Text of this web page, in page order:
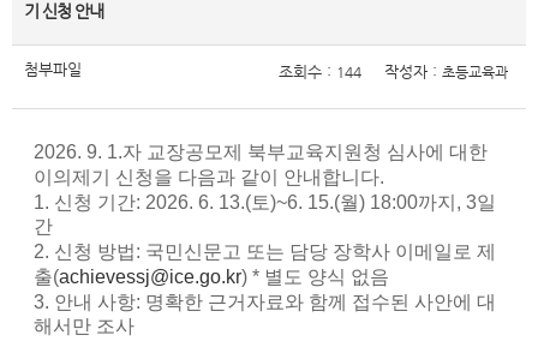
기 신청 안내
첨부파일 조회수 : 144 작성자 : 초등교육과
2026. 9. 1.자 교장공모제 북부교육지원청 심사에 대한
이의제기 신청을 다음과 같이 안내합니다.
1. 신청 기간: 2026. 6. 13.(토)~6. 15.(월) 18:00까지, 3일
간
2. 신청 방법: 국민신문고 또는 담당 장학사 이메일로 제
출(achievessj@ice.go.kr) * 별도 양식 없음
3. 안내 사항: 명확한 근거자료와 함께 접수된 사안에 대
해서만 조사